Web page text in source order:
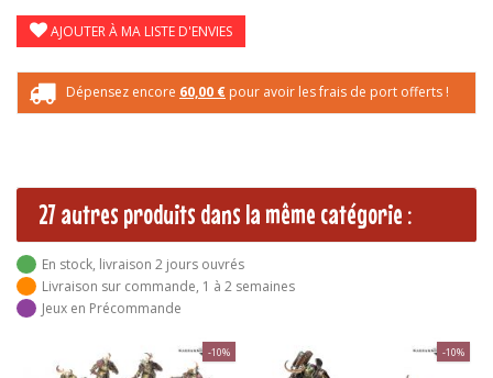
AJOUTER À MA LISTE D'ENVIES
Dépensez encore 60,00 € pour avoir les frais de port offerts !
27 autres produits dans la même catégorie :
En stock, livraison 2 jours ouvrés
Livraison sur commande, 1 à 2 semaines
Jeux en Précommande